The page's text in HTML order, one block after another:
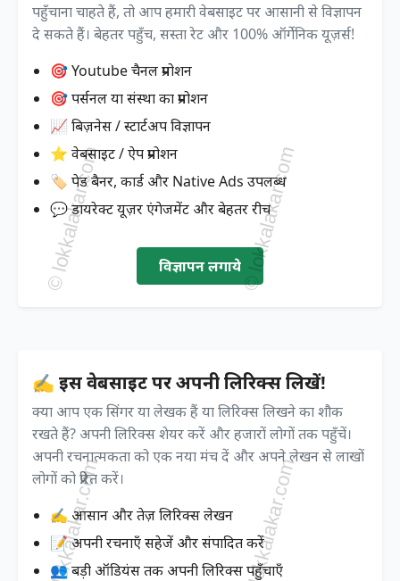
पहुँचाना चाहते हैं, तो आप हमारी वेबसाइट पर आसानी से विज्ञापन
दे सकते हैं। बेहतर पहुँच, सस्ता रेट और 100% ऑर्गेनिक यूज़र्स!
🎯 Youtube चैनल प्रमोशन
🎯 पर्सनल या संस्था का प्रमोशन
📈 बिज़नेस / स्टार्टअप विज्ञापन
⭐ वेबसाइट / ऐप प्रमोशन
🏷️ पेड बैनर, कार्ड और Native Ads उपलब्ध
💬 डायरेक्ट यूज़र एंगेजमेंट और बेहतर रीच
विज्ञापन लगाये
✍️ इस वेबसाइट पर अपनी लिरिक्स लिखें!
क्या आप एक सिंगर या लेखक हैं या लिरिक्स लिखने का शौक
रखते हैं? अपनी लिरिक्स शेयर करें और हजारों लोगों तक पहुँचें।
अपनी रचनात्मकता को एक नया मंच दें और अपने लेखन से लाखों
लोगों को प्रेरित करें।
✍️ आसान और तेज़ लिरिक्स लेखन
📝 अपनी रचनाएँ सहेजें और संपादित करें
👥 बड़ी ऑडियंस तक अपनी लिरिक्स पहुँचाएँ